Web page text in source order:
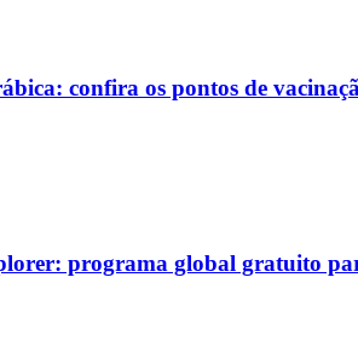
confira os pontos de
programa global gratuito